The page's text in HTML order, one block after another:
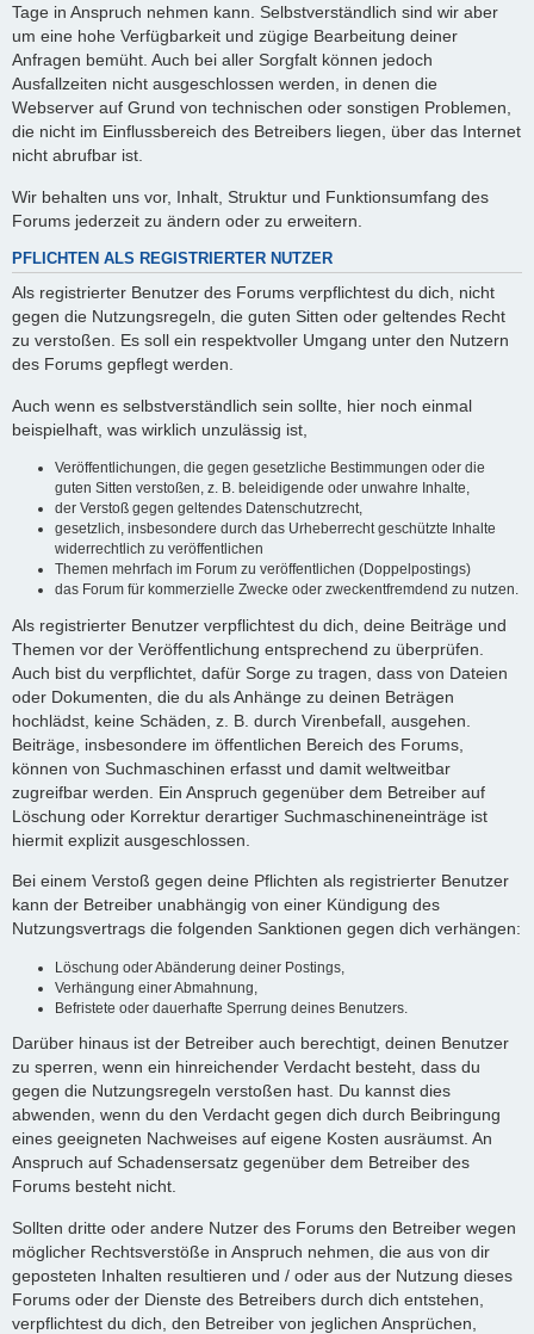
Tage in Anspruch nehmen kann. Selbstverständlich sind wir aber
um eine hohe Verfügbarkeit und zügige Bearbeitung deiner
Anfragen bemüht. Auch bei aller Sorgfalt können jedoch
Ausfallzeiten nicht ausgeschlossen werden, in denen die
Webserver auf Grund von technischen oder sonstigen Problemen,
die nicht im Einflussbereich des Betreibers liegen, über das Internet
nicht abrufbar ist.
Wir behalten uns vor, Inhalt, Struktur und Funktionsumfang des
Forums jederzeit zu ändern oder zu erweitern.
PFLICHTEN ALS REGISTRIERTER NUTZER
Als registrierter Benutzer des Forums verpflichtest du dich, nicht
gegen die Nutzungsregeln, die guten Sitten oder geltendes Recht
zu verstoßen. Es soll ein respektvoller Umgang unter den Nutzern
des Forums gepflegt werden.
Auch wenn es selbstverständlich sein sollte, hier noch einmal
beispielhaft, was wirklich unzulässig ist,
Veröffentlichungen, die gegen gesetzliche Bestimmungen oder die
guten Sitten verstoßen, z. B. beleidigende oder unwahre Inhalte,
der Verstoß gegen geltendes Datenschutzrecht,
gesetzlich, insbesondere durch das Urheberrecht geschützte Inhalte
widerrechtlich zu veröffentlichen
Themen mehrfach im Forum zu veröffentlichen (Doppelpostings)
das Forum für kommerzielle Zwecke oder zweckentfremdend zu nutzen.
Als registrierter Benutzer verpflichtest du dich, deine Beiträge und
Themen vor der Veröffentlichung entsprechend zu überprüfen.
Auch bist du verpflichtet, dafür Sorge zu tragen, dass von Dateien
oder Dokumenten, die du als Anhänge zu deinen Beträgen
hochlädst, keine Schäden, z. B. durch Virenbefall, ausgehen.
Beiträge, insbesondere im öffentlichen Bereich des Forums,
können von Suchmaschinen erfasst und damit weltweitbar
zugreifbar werden. Ein Anspruch gegenüber dem Betreiber auf
Löschung oder Korrektur derartiger Suchmaschineneinträge ist
hiermit explizit ausgeschlossen.
Bei einem Verstoß gegen deine Pflichten als registrierter Benutzer
kann der Betreiber unabhängig von einer Kündigung des
Nutzungsvertrags die folgenden Sanktionen gegen dich verhängen:
Löschung oder Abänderung deiner Postings,
Verhängung einer Abmahnung,
Befristete oder dauerhafte Sperrung deines Benutzers.
Darüber hinaus ist der Betreiber auch berechtigt, deinen Benutzer
zu sperren, wenn ein hinreichender Verdacht besteht, dass du
gegen die Nutzungsregeln verstoßen hast. Du kannst dies
abwenden, wenn du den Verdacht gegen dich durch Beibringung
eines geeigneten Nachweises auf eigene Kosten ausräumst. An
Anspruch auf Schadensersatz gegenüber dem Betreiber des
Forums besteht nicht.
Sollten dritte oder andere Nutzer des Forums den Betreiber wegen
möglicher Rechtsverstöße in Anspruch nehmen, die aus von dir
geposteten Inhalten resultieren und / oder aus der Nutzung dieses
Forums oder der Dienste des Betreibers durch dich entstehen,
verpflichtest du dich, den Betreiber von jeglichen Ansprüchen,